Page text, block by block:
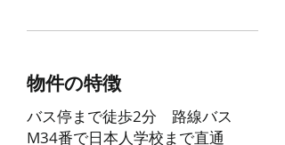
物件の特徴
バス停まで徒歩2分 路線バス
M34番で日本人学校まで直通